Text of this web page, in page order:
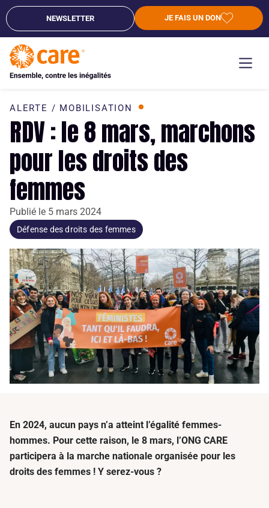
NEWSLETTER JE FAIS UN DON
ALERTE / MOBILISATION
RDV : le 8 mars, marchons
pour les droits des
femmes
Publié le 5 mars 2024
Défense des droits des femmes
En 2024, aucun pays n’a atteint l’égalité femmes-
hommes. Pour cette raison, le 8 mars, l’ONG CARE
participera à la marche nationale organisée pour les
droits des femmes ! Y serez-vous ?